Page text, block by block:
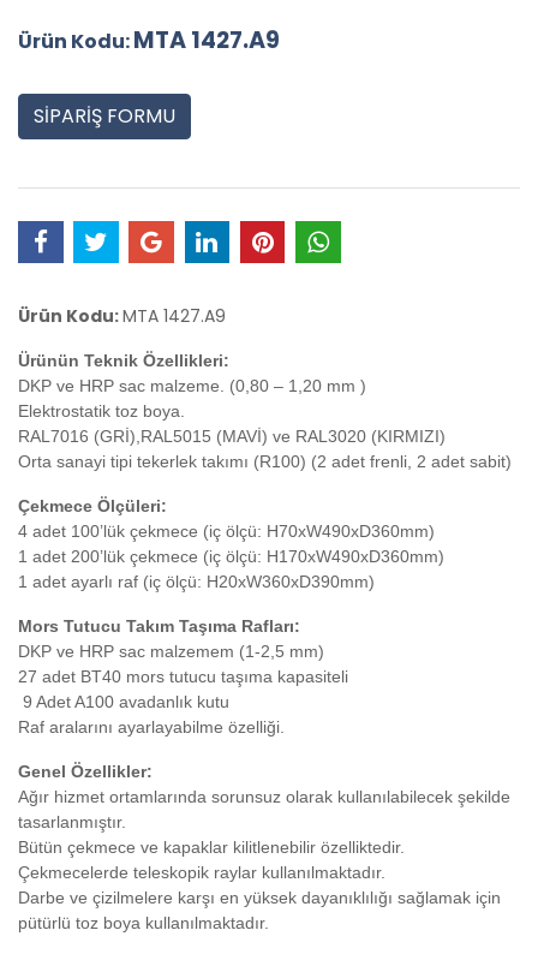
Ürün Kodu:MTA 1427.A9
SİPARİŞ FORMU
Ürün Kodu:MTA 1427.A9
Ürünün Teknik Özellikleri:
DKP ve HRP sac malzeme. (0,80 – 1,20 mm )
Elektrostatik toz boya.
RAL7016 (GRİ),RAL5015 (MAVİ) ve RAL3020 (KIRMIZI)
Orta sanayi tipi tekerlek takımı (R100) (2 adet frenli, 2 adet sabit)
Çekmece Ölçüleri:
4 adet 100’lük çekmece (iç ölçü: H70xW490xD360mm)
1 adet 200’lük çekmece (iç ölçü: H170xW490xD360mm)
1 adet ayarlı raf (iç ölçü: H20xW360xD390mm)
Mors Tutucu Takım Taşıma Rafları:
DKP ve HRP sac malzemem (1-2,5 mm)
27 adet BT40 mors tutucu taşıma kapasiteli
9 Adet A100 avadanlık kutu
Raf aralarını ayarlayabilme özelliği.
Genel Özellikler:
Ağır hizmet ortamlarında sorunsuz olarak kullanılabilecek şekilde
tasarlanmıştır.
Bütün çekmece ve kapaklar kilitlenebilir özelliktedir.
Çekmecelerde teleskopik raylar kullanılmaktadır.
Darbe ve çizilmelere karşı en yüksek dayanıklılığı sağlamak için
pütürlü toz boya kullanılmaktadır.